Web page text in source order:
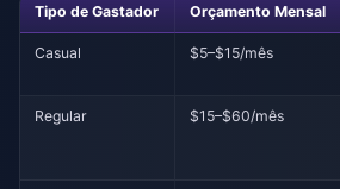
Tipo de Gastador Orçamento Mensal
Casual $5–$15/mês
Regular $15–$60/mês